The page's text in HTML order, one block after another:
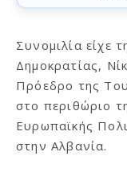
Συνομιλία είχε
Δημοκρατίας,
Πρόεδρο της
στο περιθώριο
Ευρωπαϊκής
στην Αλβανία.